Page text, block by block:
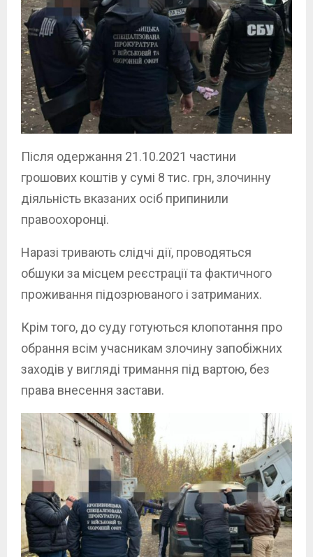
Після одержання 21.10.2021 частини
грошових коштів у сумі 8 тис. грн, злочинну
діяльність вказаних осіб припинили
правоохоронці.
Наразі тривають слідчі дії, проводяться
обшуки за місцем реєстрації та фактичного
проживання підозрюваного і затриманих.
Крім того, до суду готуються клопотання про
обрання всім учасникам злочину запобіжних
заходів у вигляді тримання під вартою, без
права внесення застави.